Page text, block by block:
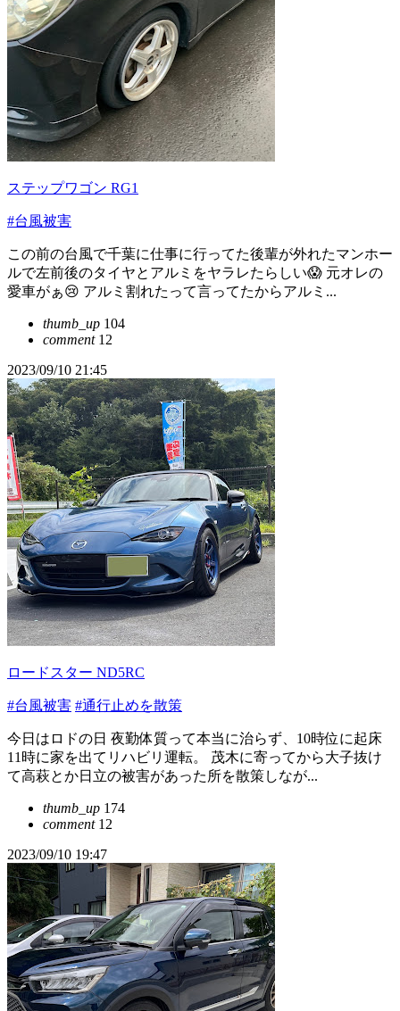
ステップワゴン RG1
#台風被害
この前の台風で千葉に仕事に行ってた後輩が外れたマンホー
ルで左前後のタイヤとアルミをヤラレたらしい😱 元オレの
愛車がぁ😢 アルミ割れたって言ってたからアルミ...
thumb_up 104
comment12
2023/09/10 21:45
ロードスター ND5RC
#台風被害 #通行止めを散策
今日はロドの日 夜勤体質って本当に治らず、10時位に起床
11時に家を出てリハビリ運転。 茂木に寄ってから大子抜け
て高萩とか日立の被害があった所を散策しなが...
thumb_up 174
comment12
2023/09/10 19:47